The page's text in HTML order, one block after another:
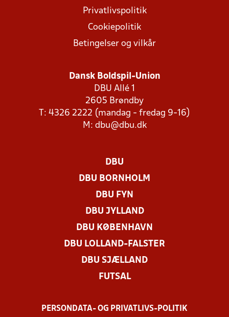
Privatlivspolitik
Cookiepolitik
Betingelser og vilkår
Dansk Boldspil-Union
DBU Allé 1
2605 Brøndby
T: 4326 2222 (mandag - fredag 9-16)
M: dbu@dbu.dk
DBU
DBU BORNHOLM
DBU FYN
DBU JYLLAND
DBU KØBENHAVN
DBU LOLLAND-FALSTER
DBU SJÆLLAND
FUTSAL
PERSONDATA- OG PRIVATLIVS-POLITIK